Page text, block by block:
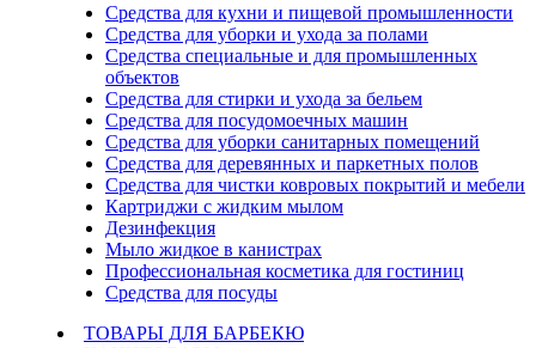
Средства для кухни и пищевой промышленности
Средства для уборки и ухода за полами
Средства специальные и для промышленных
объектов
Средства для стирки и ухода за бельем
Средства для посудомоечных машин
Средства для уборки санитарных помещений
Средства для деревянных и паркетных полов
Средства для чистки ковровых покрытий и мебели
Картриджи с жидким мылом
Дезинфекция
Мыло жидкое в канистрах
Профессиональная косметика для гостиниц
Средства для посуды
ТОВАРЫ ДЛЯ БАРБЕКЮ